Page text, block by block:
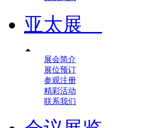
亚太展

展会简介
展位预订
参观注册
精彩活动
联系我们